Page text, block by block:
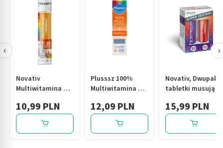
Novativ
Multiwitamina +
musujące, 20
sztuk
10,99 PLN
Plusssz 100%
Multiwitamina +
musujące, 20 szt.
12,09 PLN
Novativ, Dwupak
tabletki musujące
2 x 20 szt.
15,99 PLN
‹ ›